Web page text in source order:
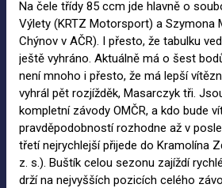
Na čele třídy 85 ccm jde hlavně o
Výlety (KRTZ Motorsport) a Szymona
Chýnov v AČR). I přesto, že tabulku
ještě vyhráno. Aktuálně má o šest
není mnoho i přesto, že má lepší
vyhrál pět rozjížděk, Masarczyk tři.
kompletní závody OMČR, a kdo bude
pravděpodobností rozhodne až v
třetí nejrychlejší přijede do Kramolína
z. s.). Buštík celou sezonu zajíždí
drží na nejvyšších pozicích celého